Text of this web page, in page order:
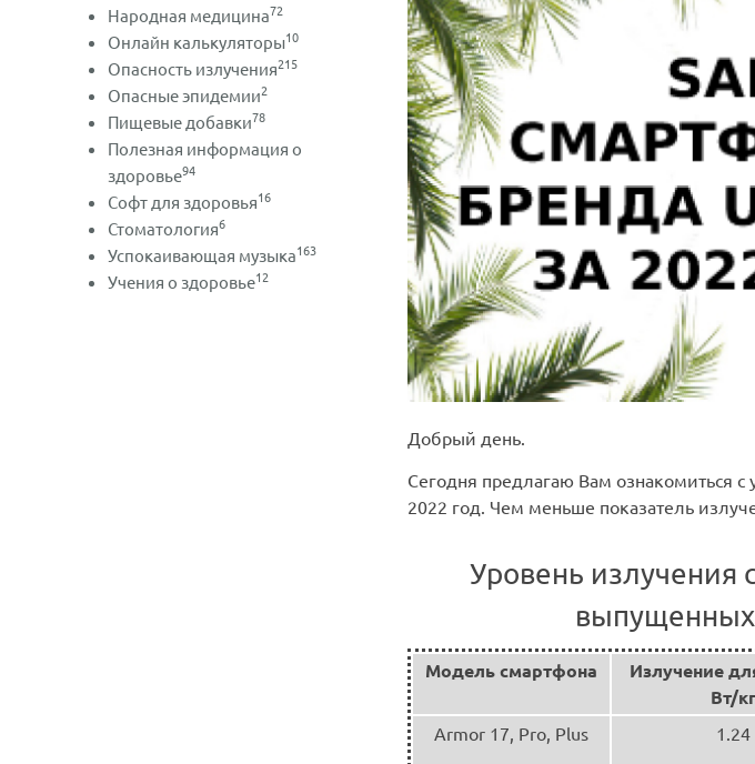
Народная медицина72
Онлайн калькуляторы10
Опасность излучения215
Опасные эпидемии2
Пищевые добавки78
Полезная информация о
здоровье94
Софт для здоровья16
Стоматология6
Успокаивающая музыка163
Учения о здоровье12
Добрый день.
Сегодня предлагаю Вам ознакомиться
2022 год. Чем меньше показатель
Уровень излучения
выпущенных
Модель смартфона
Излучение
Вт/кг
Armor 17, Pro, Plus 1.24